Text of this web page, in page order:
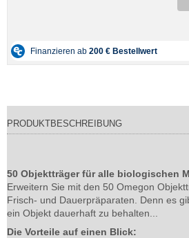
PRODUKTBESCHREIBUNG
50 Objektträger für alle biologischen
Erweitern Sie mit den 50 Omegon
Frisch- und Dauerpräparaten. Denn es
ein Objekt dauerhaft zu behalten...
Die Vorteile auf einen Blick: